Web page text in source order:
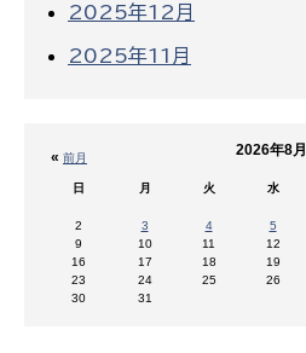
2025年12月
2025年11月
« 前月 2026年8月
日 月 火 水
2
3 4 5
9
10 11 12
16
17 18 19
23
24 25 26
30
31